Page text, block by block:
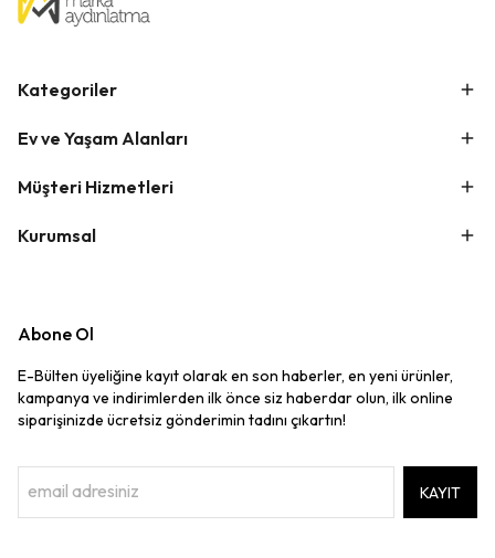
Kategoriler
Ev ve Yaşam Alanları
Müşteri Hizmetleri
Kurumsal
Abone Ol
E-Bülten üyeliğine kayıt olarak en son haberler, en yeni ürünler,
kampanya ve indirimlerden ilk önce siz haberdar olun, ilk online
siparişinizde ücretsiz gönderimin tadını çıkartın!
KAYIT